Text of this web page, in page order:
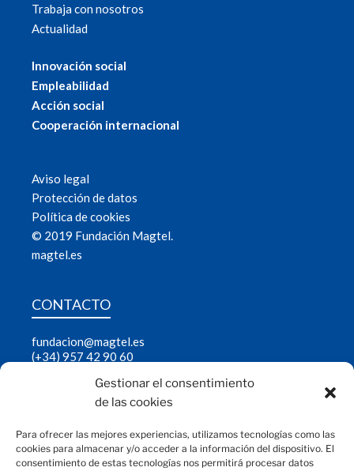
Gestionar el consentimiento
de las cookies
Para ofrecer las mejores experiencias, utilizamos tecnologías como las
cookies para almacenar y/o acceder a la información del dispositivo. El
consentimiento de estas tecnologías nos permitirá procesar datos
Trabaja con nosotros
Actualidad
Innovación social
Empleabilidad
Acción social
Cooperación internacional
Aviso legal
Protección de datos
Política de cookies
© 2019 Fundación Magtel.
magtel.es
CONTACTO
fundacion@magtel.es
(+34) 957 42 90 60
C/Gabriel Ramos Bejarano, 114
14014 Córdoba